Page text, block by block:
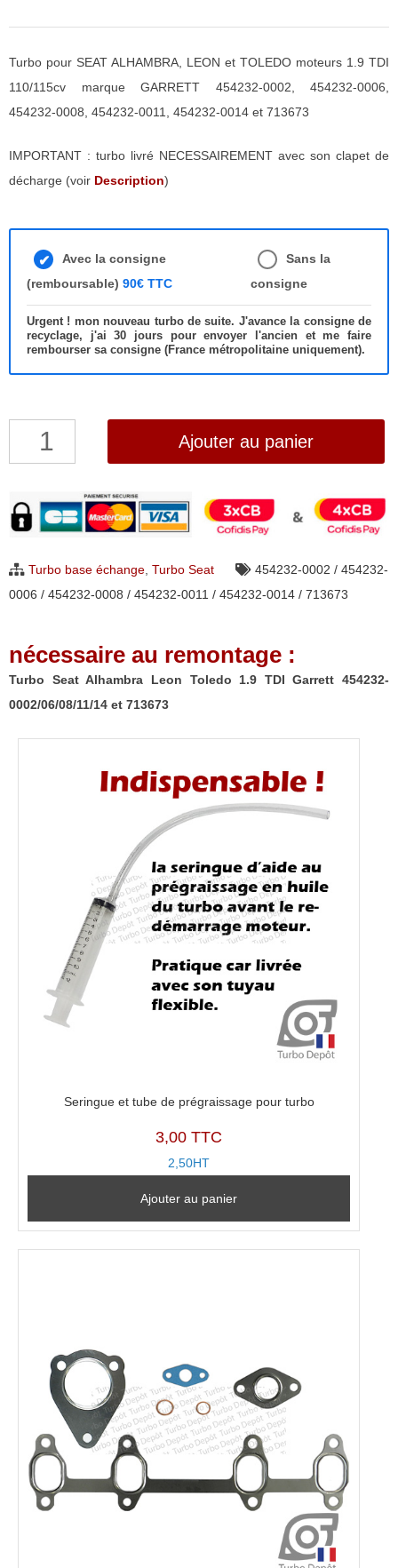
Turbo pour SEAT ALHAMBRA, LEON et TOLEDO moteurs 1.9 TDI
110/115cv marque GARRETT 454232-0002, 454232-0006,
454232-0008, 454232-0011, 454232-0014 et 713673
IMPORTANT : turbo livré NECESSAIREMENT avec son clapet de
décharge (voir Description)
Avec la consigne
(remboursable) 90€ TTC
Sans la
consigne
Urgent ! mon nouveau turbo de suite. J'avance la consigne de
recyclage, j'ai 30 jours pour envoyer l'ancien et me faire
rembourser sa consigne (France métropolitaine uniquement).
quantité
Seat
Alhambra
Toledo
Garrett
454232-
0002/06/08/11/14
Ajouter au panier
Turbo base échange, Turbo Seat
454232-0002 / 454232-
0006 / 454232-0008 / 454232-0011 / 454232-0014 / 713673
nécessaire au remontage :
Turbo Seat Alhambra Leon Toledo 1.9 TDI Garrett 454232-
0002/06/08/11/14 et 713673
Seringue et tube de prégraissage pour turbo
3,00 TTC
2,50HT
Ajouter au panier